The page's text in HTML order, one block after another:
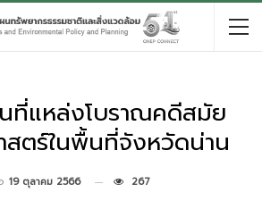
ที่แหล่งโบราณคดีสมัย
สตร์ในพื้นที่จังหวัดน่าน
19 ตุลาคม 2566 267